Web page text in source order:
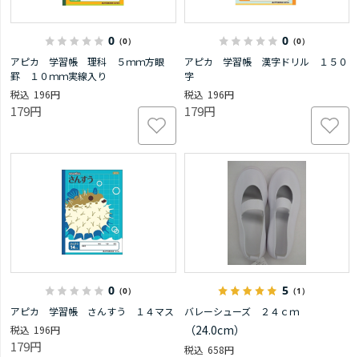
0 （0）
アピカ 学習帳 理科 ５ｍｍ方眼
罫 １０ｍｍ実線入り
196円
179円
0（0）
アピカ 学習帳 漢字ドリル １５０
字
196円
179円
0 （0）
アピカ 学習帳 さんすう １４マス
196円
179円
5（1）
バレーシューズ ２４ｃｍ
（24.0cm）
658円